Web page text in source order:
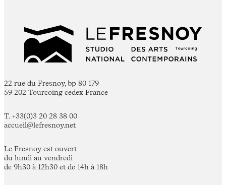
22 rue du Fresnoy, bp 80 179
59 202 Tourcoing cedex France
T. +33(0)3 20 28 38 00
accueil@lefresnoy.net
Le Fresnoy est ouvert
du lundi au vendredi
de 9h30 à 12h30 et de 14h à 18h